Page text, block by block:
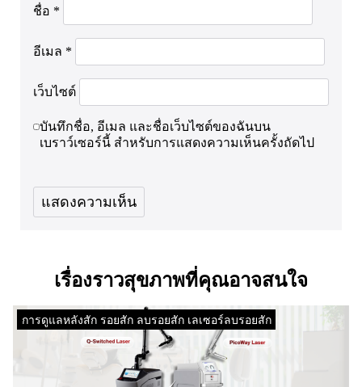
ชื่อ *
อีเมล *
เว็บไซต์
บันทึกชื่อ, อีเมล และชื่อเว็บไซต์ของฉันบน
เบราว์เซอร์นี้ สำหรับการแสดงความเห็นครั้งถัดไป
เรื่องราวสุขภาพที่คุณอาจสนใจ
การดูแลหลังสัก รอยสัก ลบรอยสัก เลเซอร์ลบรอยสัก